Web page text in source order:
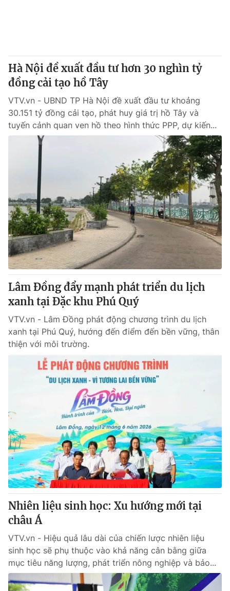
Hà Nội đề xuất đầu tư hơn 30 nghìn tỷ
đồng cải tạo hồ Tây
VTV.vn - UBND TP Hà Nội đề xuất đầu tư khoảng
30.151 tỷ đồng cải tạo, phát huy giá trị hồ Tây và
tuyến cảnh quan ven hồ theo hình thức PPP, dự kiến...
Lâm Đồng đẩy mạnh phát triển du lịch
xanh tại Đặc khu Phú Quý
VTV.vn - Lâm Đồng phát động chương trình du lịch
xanh tại Phú Quý, hướng đến điểm đến bền vững, thân
thiện với môi trường.
Nhiên liệu sinh học: Xu hướng mới tại
châu Á
VTV.vn - Hiệu quả lâu dài của chiến lược nhiên liệu
sinh học sẽ phụ thuộc vào khả năng cân bằng giữa
mục tiêu năng lượng, phát triển nông nghiệp và bảo...